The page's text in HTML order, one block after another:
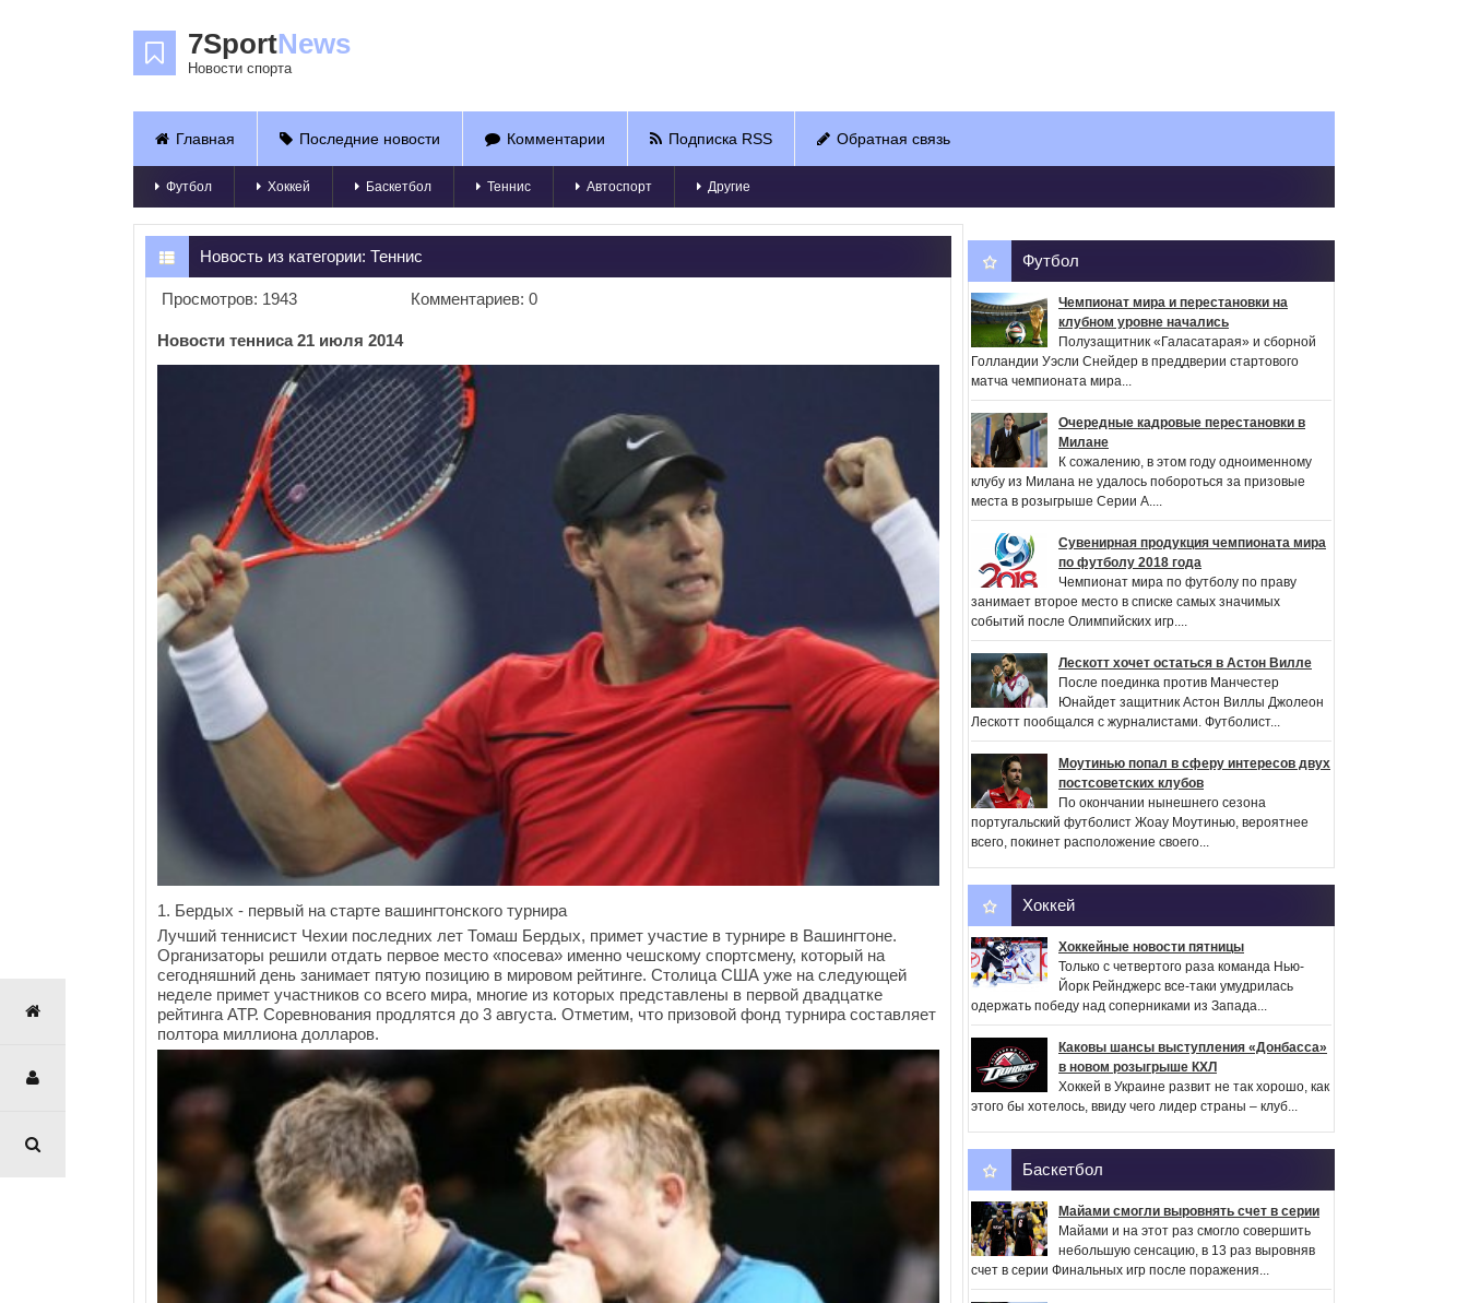
7SportNews
Новости спорта
Главная Последние новости Комментарии Подписка RSS Обратная связь
Футбол Хоккей Баскетбол Теннис Автоспорт Другие
Новость из категории: Теннис
Просмотров: 1943 Комментариев: 0
Новости тенниса 21 июля 2014
1. Бердых - первый на старте вашингтонского турнира
Лучший теннисист Чехии последних лет Томаш Бердых, примет участие в турнире в Вашингтоне.
Организаторы решили отдать первое место «посева» именно чешскому спортсмену, который на
сегодняшний день занимает пятую позицию в мировом рейтинге. Столица США уже на следующей
неделе примет участников со всего мира, многие из которых представлены в первой двадцатке
рейтинга АТР. Соревнования продлятся до 3 августа. Отметим, что призовой фонд турнира составляет
полтора миллиона долларов.
Футбол
Чемпионат мира и перестановки на
клубном уровне начались
Полузащитник «Галасатарая» и сборной
Голландии Уэсли Снейдер в преддверии стартового
матча чемпионата мира...
Очередные кадровые перестановки в
Милане
К сожалению, в этом году одноименному
клубу из Милана не удалось побороться за призовые
места в розыгрыше Серии А....
Сувенирная продукция чемпионата мира
по футболу 2018 года
Чемпионат мира по футболу по праву
занимает второе место в списке самых значимых
событий после Олимпийских игр....
Лескотт хочет остаться в Астон Вилле
После поединка против Манчестер
Юнайдет защитник Астон Виллы Джолеон
Лескотт пообщался с журналистами. Футболист...
Моутинью попал в сферу интересов двух
постсоветских клубов
По окончании нынешнего сезона
португальский футболист Жоау Моутинью, вероятнее
всего, покинет расположение своего...
Хоккей
Хоккейные новости пятницы
Только с четвертого раза команда Нью-
Йорк Рейнджерс все-таки умудрилась
одержать победу над соперниками из Запада...
Каковы шансы выступления «Донбасса»
в новом розыгрыше КХЛ
Хоккей в Украине развит не так хорошо, как
этого бы хотелось, ввиду чего лидер страны – клуб...
Баскетбол
Майами смогли выровнять счет в серии
Майами и на этот раз смогло совершить
небольшую сенсацию, в 13 раз выровняв
счет в серии Финальных игр после поражения...